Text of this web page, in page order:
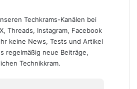
Techkrams-Kanälen bei
X, Threads, Instagram, Facebook
keine News, Tests und Artikel
regelmäßig neue Beiträge,
Technikkram.